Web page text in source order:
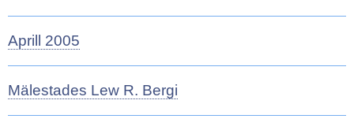
Aprill 2005
Mälestades Lew R. Bergi